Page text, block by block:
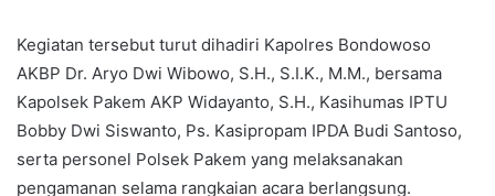
Kegiatan tersebut turut dihadiri Kapolres Bondowoso
AKBP Dr. Aryo Dwi Wibowo, S.H., S.I.K., M.M., bersama
Kapolsek Pakem AKP Widayanto, S.H., Kasihumas IPTU
Bobby Dwi Siswanto, Ps. Kasipropam IPDA Budi Santoso,
serta personel Polsek Pakem yang melaksanakan
pengamanan selama rangkaian acara berlangsung.